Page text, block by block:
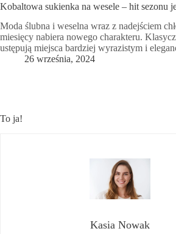
Kobaltowa sukienka na wesele – hit sezonu
Moda ślubna i weselna wraz z nadejściem
miesięcy nabiera nowego charakteru.
ustępują miejsca bardziej wyrazistym i
26 września, 2024
To ja!
Kasia Nowak